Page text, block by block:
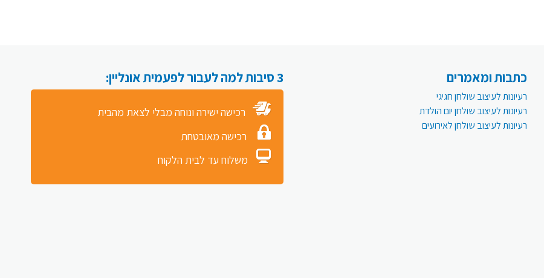
כתבות ומאמרים
רעיונות לעיצוב שולחן חגיגי
רעיונות לעיצוב שולחן יום הולדת
רעיונות לעיצוב שולחן לאירועים
3 סיבות למה לעבור לפעמית אונליין:
רכישה ישירה ונוחה מבלי לצאת מהבית
רכישה מאובטחת
משלוח עד לבית הלקוח